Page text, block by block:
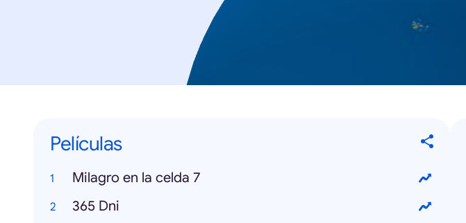
Películas
Milagro en la celda 7
365 Dni